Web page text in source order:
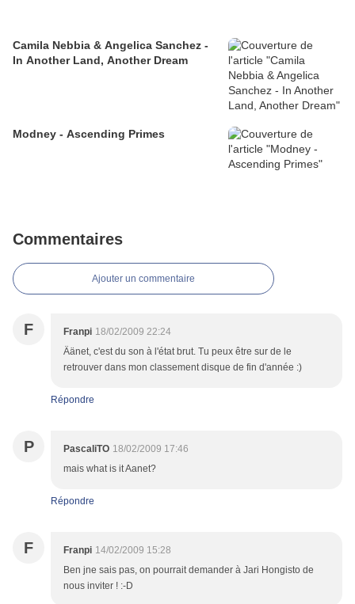
Camila Nebbia & Angelica Sanchez -
In Another Land, Another Dream
Modney - Ascending Primes
Commentaires
Ajouter un commentaire
F Franpi 18/02/2009 22:24
Äänet, c'est du son à l'état brut. Tu peux être sur de le
retrouver dans mon classement disque de fin d'année :)
Répondre
P PascaliTO 18/02/2009 17:46
mais what is it Aanet?
Répondre
F Franpi 14/02/2009 15:28
Ben jne sais pas, on pourrait demander à Jari Hongisto de
nous inviter ! :-D